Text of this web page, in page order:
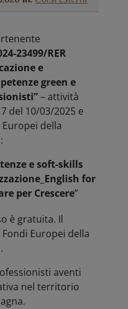
23499/RER
e
green e
– attività
del 10/03/2025 e
della
e soft-skills
for
per Crescere”
è gratuita. Il
Europei della
aventi
nel territorio